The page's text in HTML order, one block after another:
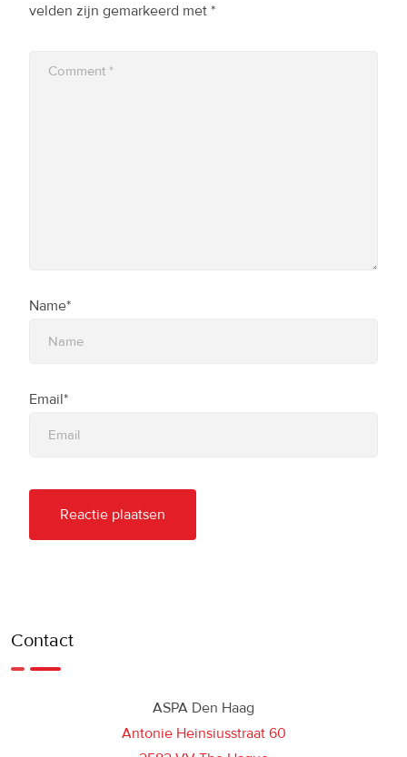
velden zijn gemarkeerd met *
Name*
Email*
Contact
ASPA Den Haag
Antonie Heinsiusstraat 60